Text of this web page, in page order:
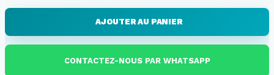
AJOUTER AU PANIER
CONTACTEZ-NOUS PAR WHATSAPP